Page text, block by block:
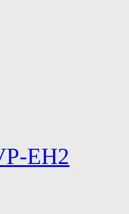
EH2